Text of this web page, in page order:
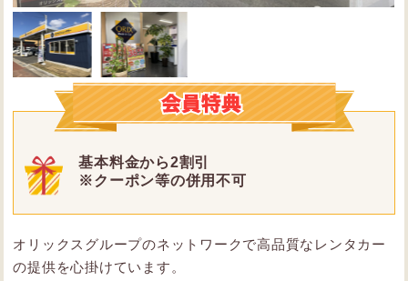
基本料金から2割引
※クーポン等の併用不可
オリックスグループのネットワークで高品質なレンタカー
の提供を心掛けています。